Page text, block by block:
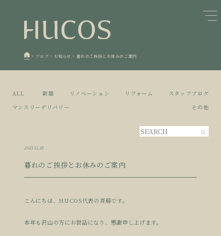
日本森林と循環
欧州住宅の文化と日本の現在地
廃棄物について知る
5 空き家とリノベーション
1 蓄熱するパッシブデザイン
2 自然素材の温もりと快適性を実現
活かすリノベーション
> ブログ> お知らせ > 暮れのご挨拶とお休みのご案内
ALL 新築 リノベーション リフォーム
スタッフブログ
マンスリーデリバリー
その他
2023.12.28
暮れのご挨拶とお休みのご案内
こんにちは、HUCOS代表の斉藤です。
本年も沢山の方にお世話になり、感謝申し上げます。